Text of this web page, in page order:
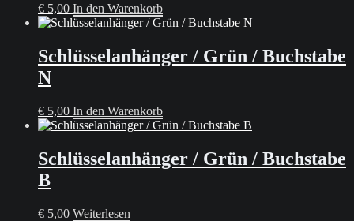
€ 5,00 In den Warenkorb
Schlüsselanhänger / Grün / Buchstabe
N
€ 5,00 In den Warenkorb
Schlüsselanhänger / Grün / Buchstabe
B
€ 5,00 Weiterlesen